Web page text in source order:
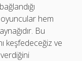
hem
Bu
keşfedeceğiz ve